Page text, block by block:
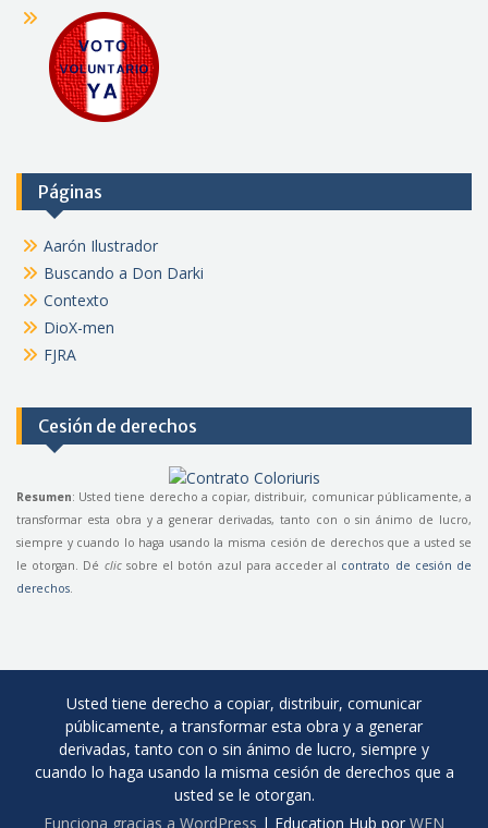
Páginas
Aarón Ilustrador
Buscando a Don Darki
Contexto
DioX-men
FJRA
Cesión de derechos
Resumen: Usted tiene derecho a copiar, distribuir, comunicar públicamente, a
transformar esta obra y a generar derivadas, tanto con o sin ánimo de lucro,
siempre y cuando lo haga usando la misma cesión de derechos que a usted se
le otorgan. Dé clicsobre el botón azul para acceder al contrato de cesión de
derechos
Usted tiene derecho a copiar, distribuir, comunicar
públicamente, a transformar esta obra y a generar
derivadas, tanto con o sin ánimo de lucro, siempre y
cuando lo haga usando la misma cesión de derechos que a
usted se le otorgan.
Funciona gracias a WordPress | Education Hub por WEN